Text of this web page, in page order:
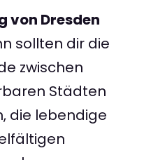
von Dresden
sollten dir die
zwischen
Städten
die lebendige